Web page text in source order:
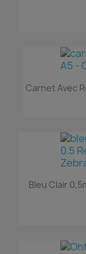
Carnet Avec
Bleu Clair